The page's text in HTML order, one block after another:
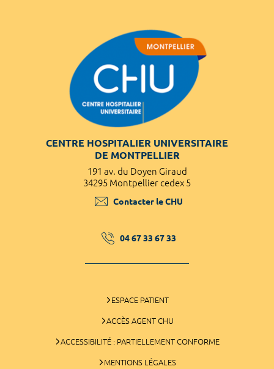
CENTRE HOSPITALIER UNIVERSITAIRE
DE MONTPELLIER
191 av. du Doyen Giraud
34295 Montpellier cedex 5
Contacter le CHU
04 67 33 67 33
ESPACE PATIENT
ACCÈS AGENT CHU
ACCESSIBILITÉ : PARTIELLEMENT CONFORME
MENTIONS LÉGALES